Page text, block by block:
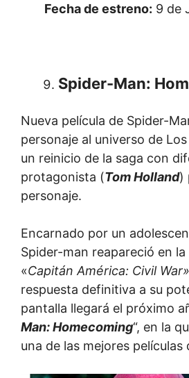
Fecha de estreno: 9 de
Spider-Man:
Nueva película de Spider-
personaje al universo de
un reinicio de la saga con
protagonista (Tom Holland)
personaje.
Encarnado por un
Spider-man reapareció en
«Capitán América: Civil War»
respuesta definitiva a su
pantalla llegará el próximo
Man: Homecoming“, en la
una de las mejores películas